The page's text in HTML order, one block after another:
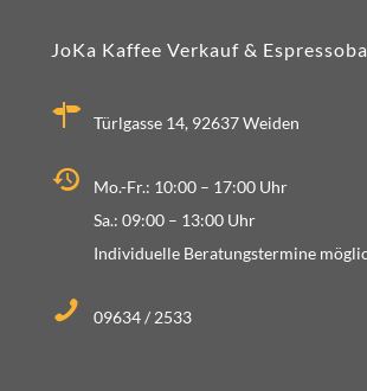
JoKa Kaffee Verkauf &
Türlgasse 14, 92637 Weiden
Mo.-Fr.: 10:00 – 17:00 Uhr
Sa.: 09:00 – 13:00 Uhr
Individuelle Beratungstermine
09634 / 2533